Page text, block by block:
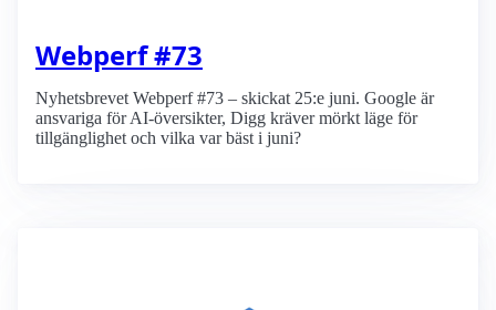
Webperf #73
Nyhetsbrevet Webperf #73 – skickat 25:e juni. Google är
ansvariga för AI-översikter, Digg kräver mörkt läge för
tillgänglighet och vilka var bäst i juni?